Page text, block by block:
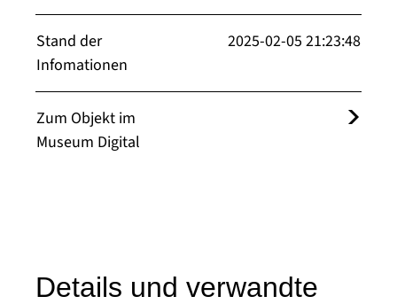
Stand der
Infomationen
2025-02-05 21:23:48
Zum Objekt im
Museum Digital
Details und verwandte